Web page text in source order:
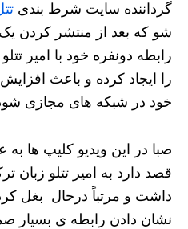
گرداننده سایت شرط بندی
شو که بعد از منتشر کردن
رابطه دونفره خود با امیر
را ایجاد کرده و باعث افزایش
خود در شبکه های مجازی
صبا در این ویدیو کلیپ ها به
قصد دارد به امیر تتلو زبان
داشت و مرتباً درحال بغل
نشان دادن رابطه ی بسیار